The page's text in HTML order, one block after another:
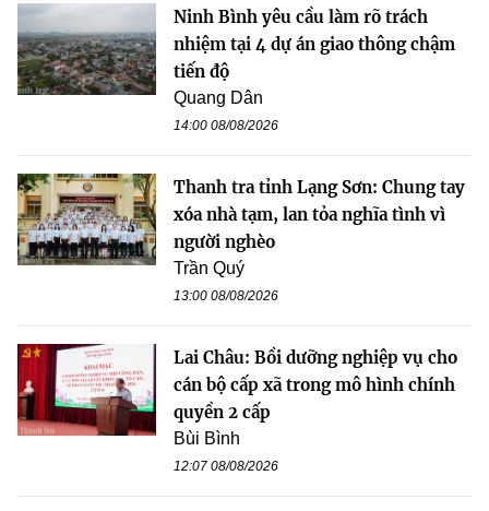
Ninh Bình yêu cầu làm rõ trách
nhiệm tại 4 dự án giao thông chậm
tiến độ
Quang Dân
14:00 08/08/2026
Thanh tra tỉnh Lạng Sơn: Chung tay
xóa nhà tạm, lan tỏa nghĩa tình vì
người nghèo
Trần Quý
13:00 08/08/2026
Lai Châu: Bồi dưỡng nghiệp vụ cho
cán bộ cấp xã trong mô hình chính
quyền 2 cấp
Bùi Bình
12:07 08/08/2026